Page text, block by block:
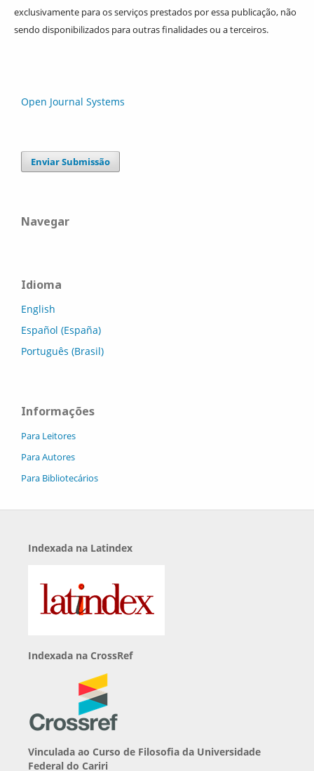
exclusivamente para os serviços prestados por essa publicação, não
sendo disponibilizados para outras finalidades ou a terceiros.
Open Journal Systems
Enviar Submissão
Navegar
Idioma
English
Español (España)
Português (Brasil)
Informações
Para Leitores
Para Autores
Para Bibliotecários
Indexada na Latindex
Indexada na CrossRef
Vinculada ao Curso de Filosofia da Universidade
Federal do Cariri